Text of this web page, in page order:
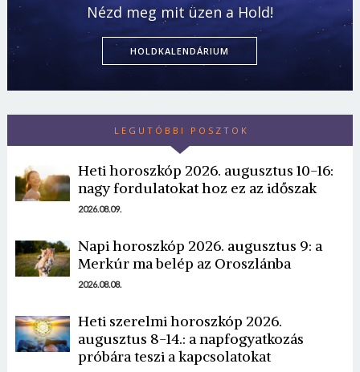
Nézd meg mit üzen a Hold!
HOLDKALENDÁRIUM
LEGUTÓBBI POSZTOK
Heti horoszkóp 2026. augusztus 10-16:
nagy fordulatokat hoz ez az időszak
2026.08.09.
Napi horoszkóp 2026. augusztus 9: a
Merkúr ma belép az Oroszlánba
2026.08.08.
Heti szerelmi horoszkóp 2026.
augusztus 8-14.: a napfogyatkozás
próbára teszi a kapcsolatokat